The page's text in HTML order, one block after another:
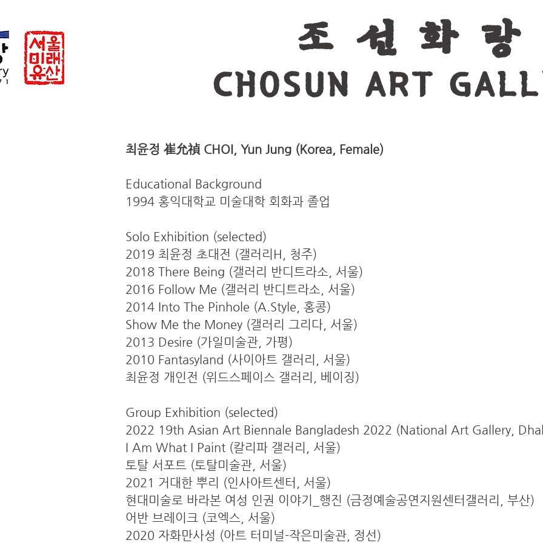
조 선 화 랑
CHOSUN ART
최윤정 崔允禎 CHOI, Yun Jung (Korea, Female)
Educational Background
1994 홍익대학교 미술대학 회화과 졸업
Solo Exhibition (selected)
2019 최윤정 초대전 (갤러리H, 청주)
2018 There Being (갤러리 반디트라소, 서울)
2016 Follow Me (갤러리 반디트라소, 서울)
2014 Into The Pinhole (A.Style, 홍콩)
Show Me the Money (갤러리 그리다, 서울)
2013 Desire (가일미술관, 가평)
2010 Fantasyland (사이아트 갤러리, 서울)
최윤정 개인전 (위드스페이스 갤러리, 베이징)
Group Exhibition (selected)
2022 19th Asian Art Biennale Bangladesh 2022 (National Art Gallery,
I Am What I Paint (칼리파 갤러리, 서울)
토탈 서포트 (토탈미술관, 서울)
2021 거대한 뿌리 (인사아트센터, 서울)
현대미술로 바라본 여성 인권 이야기_행진 (금정예술공연지원센터갤러리, 부산)
어반 브레이크 (코엑스, 서울)
2020 자화만사성 (아트 터미널-작은미술관, 정선)